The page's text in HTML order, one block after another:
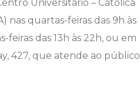
Universitário – Católica
nas quartas-feiras das 9h às
feiras das 13h às 22h, ou em
427, que atende ao público